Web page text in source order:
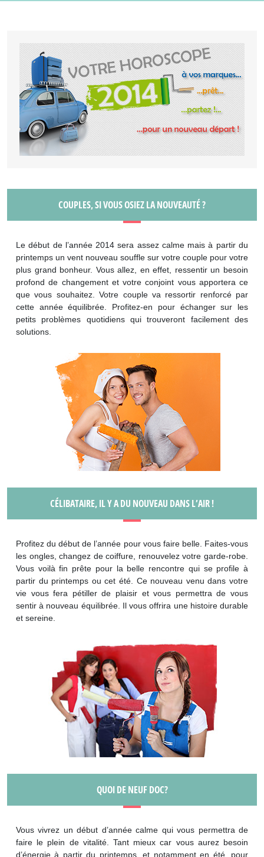
COUPLES, SI VOUS OSIEZ LA NOUVEAUTÉ ?
Le début de l’année 2014 sera assez calme mais à partir du
printemps un vent nouveau souffle sur votre couple pour votre
plus grand bonheur. Vous allez, en effet, ressentir un besoin
profond de changement et votre conjoint vous apportera ce
que vous souhaitez. Votre couple va ressortir renforcé par
cette année équilibrée. Profitez-en pour échanger sur les
petits problèmes quotidiens qui trouveront facilement des
solutions.
CÉLIBATAIRE, IL Y A DU NOUVEAU DANS L’AIR !
Profitez du début de l’année pour vous faire belle. Faites-vous
les ongles, changez de coiffure, renouvelez votre garde-robe.
Vous voilà fin prête pour la belle rencontre qui se profile à
partir du printemps ou cet été. Ce nouveau venu dans votre
vie vous fera pétiller de plaisir et vous permettra de vous
sentir à nouveau équilibrée. Il vous offrira une histoire durable
et sereine.
QUOI DE NEUF DOC?
Vous vivrez un début d’année calme qui vous permettra de
faire le plein de vitalité. Tant mieux car vous aurez besoin
d’énergie à partir du printemps, et notamment en été, pour